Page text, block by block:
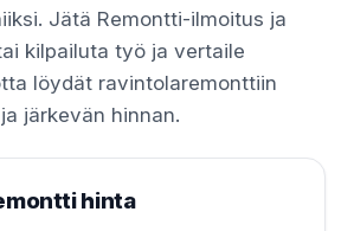
Jätä Remontti-ilmoitus ja
kilpailuta työ ja vertaile
löydät ravintolaremonttiin
järkevän hinnan.
hinta